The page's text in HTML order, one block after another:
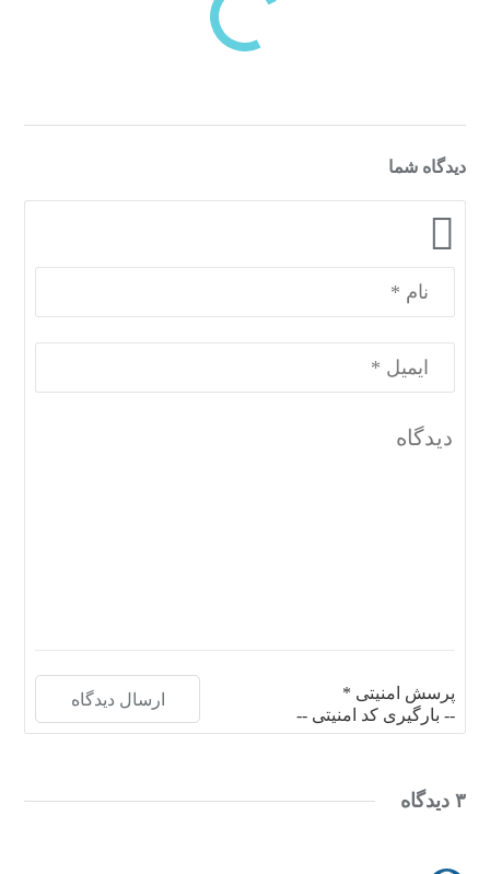
دیدگاه شما
پرسش امنیتی *
-- بارگیری کد امنیتی --
۳ دیدگاه